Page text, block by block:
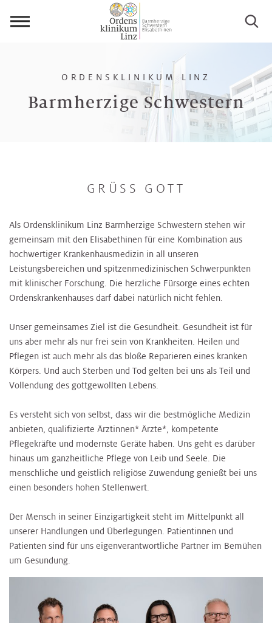
Barmherzige Schwestern
ORDENSKLINIKUM LINZ
GRÜSS GOTT
Als Ordensklinikum Linz Barmherzige Schwestern stehen wir
gemeinsam mit den Elisabethinen für eine Kombination aus
hochwertiger Krankenhausmedizin in all unseren
Leistungsbereichen und spitzenmedizinischen Schwerpunkten
mit klinischer Forschung. Die herzliche Fürsorge eines echten
Ordenskrankenhauses darf dabei natürlich nicht fehlen.
Unser gemeinsames Ziel ist die Gesundheit. Gesundheit ist für
uns aber mehr als nur frei sein von Krankheiten. Heilen und
Pflegen ist auch mehr als das bloße Reparieren eines kranken
Körpers. Und auch Sterben und Tod gelten bei uns als Teil und
Vollendung des gottgewollten Lebens.
Es versteht sich von selbst, dass wir die bestmögliche Medizin
anbieten, qualifizierte Ärztinnen* Ärzte*, kompetente
Pflegekräfte und modernste Geräte haben. Uns geht es darüber
hinaus um ganzheitliche Pflege von Leib und Seele. Die
menschliche und geistlich religiöse Zuwendung genießt bei uns
einen besonders hohen Stellenwert.
Der Mensch in seiner Einzigartigkeit steht im Mittelpunkt all
unserer Handlungen und Überlegungen. Patientinnen und
Patienten sind für uns eigenverantwortliche Partner im Bemühen
um Gesundung.